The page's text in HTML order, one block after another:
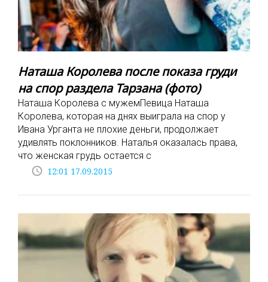
Наташа Королева после показа груди
на спор раздела Тарзана (фото)
Наташа Королева с мужемПевица Наташа
Королева, которая на днях выиграла на спор у
Ивана Урганта не плохие деньги, продолжает
удивлять поклонников. Наталья оказалась права,
что женская грудь остается с
access_time 12:01 17.09.2015